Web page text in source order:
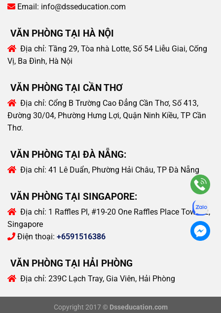
Email: info@dsseducation.com
VĂN PHÒNG TẠI HÀ NỘI
Địa chỉ: Tầng 29, Tòa nhà Lotte, Số 54 Liễu Giai, Cống
Vị, Ba Đình, Hà Nội
VĂN PHÒNG TẠI CẦN THƠ
Địa chỉ: Cổng B Trường Cao Đẳng Cần Thơ, Số 413,
Đường 30/04, Phường Hưng Lợi, Quận Ninh Kiều, TP Cần
Thơ.
VĂN PHÒNG TẠI ĐÀ NẴNG:
Địa chỉ: 41 Lê Duẩn, Phường Hải Châu, TP Đà Nẵng
VĂN PHÒNG TẠI SINGAPORE:
Địa chỉ: 1 Raffles Pl, #19-20 One Raffles Place Tower 2,
Singapore
Điện thoại: +6591516386
VĂN PHÒNG TẠI HẢI PHÒNG
Địa chỉ: 239C Lạch Tray, Gia Viên, Hải Phòng
Copyright 2017 © Dsseducation.com